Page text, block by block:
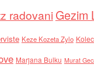
radovaniGezim
Keze Kozeta Zylo
Marjana Bulku Murat